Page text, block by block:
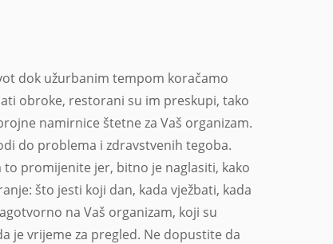
dok užurbanim tempom koračamo
obroke, restorani su im preskupi, tako
namirnice štetne za Vaš organizam.
do problema i zdravstvenih tegoba.
promijenite jer, bitno je naglasiti, kako
što jesti koji dan, kada vježbati, kada
na Vaš organizam, koji su
je vrijeme za pregled. Ne dopustite da